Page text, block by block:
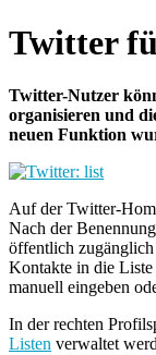
Twitter
Twitter-Nutzer
organisieren und
neuen Funktion
Auf der Twitter-
Nach der
öffentlich
Kontakte in die
manuell eingeben
In der rechten
Listen verwaltet